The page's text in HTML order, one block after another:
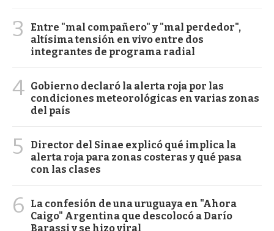
3
Entre "mal compañero" y "mal perdedor",
altísima tensión en vivo entre dos
integrantes de programa radial
4 Gobierno declaró la alerta roja por las
condiciones meteorológicas en varias zonas
del país
5
Director del Sinae explicó qué implica la
alerta roja para zonas costeras y qué pasa
con las clases
6
La confesión de una uruguaya en "Ahora
Caigo" Argentina que descolocó a Darío
Barassi y se hizo viral